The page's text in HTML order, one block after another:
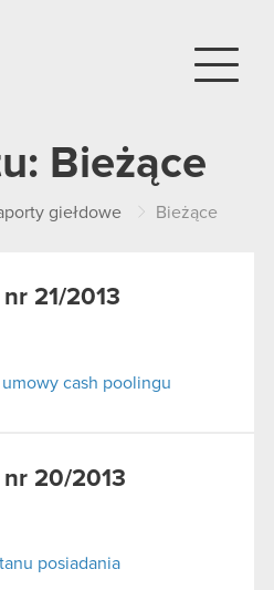
Bieżące
giełdowe Bieżące
21/2013
cash poolingu
nr 20/2013
posiadania